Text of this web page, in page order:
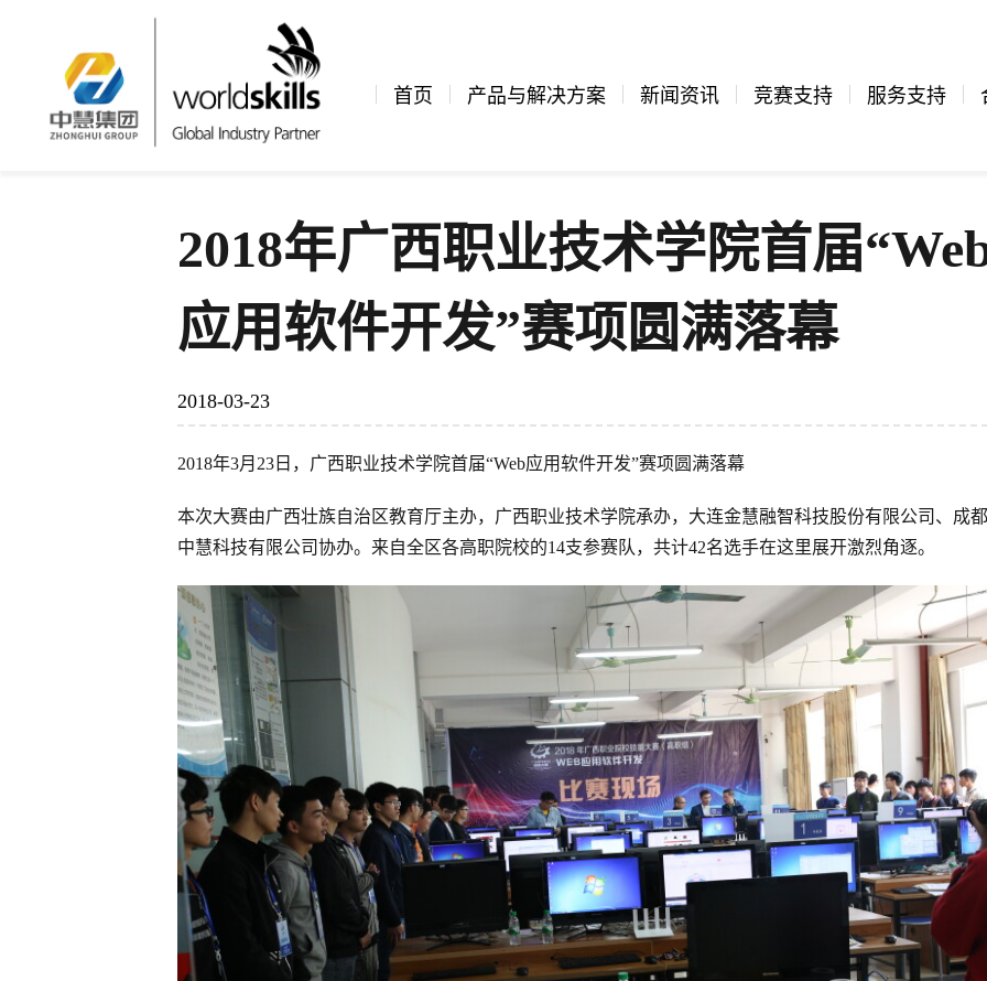
首页 产品与解决方案 新闻资讯 竞赛支持 服务支持
公司新闻 文章详情
2018年广西职业技术学院首届
应用软件开发”赛项圆满落幕
2018-03-23
2018年3月23日，广西职业技术学院首届“Web应用软件开发”赛项圆满落幕
本次大赛由广西壮族自治区教育厅主办，广西职业技术学院承办，大连金慧融智科技股份有限公司、成
中慧科技有限公司协办。来自全区各高职院校的14支参赛队，共计42名选手在这里展开激烈角逐。